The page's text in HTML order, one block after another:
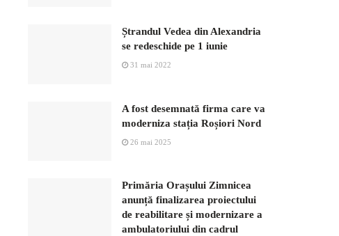
Ștrandul Vedea din Alexandria
se redeschide pe 1 iunie
31 mai 2022
A fost desemnată firma care va
moderniza stația Roșiori Nord
26 mai 2025
Primăria Orașului Zimnicea
anunță finalizarea proiectului
de reabilitare și modernizare a
ambulatoriului din cadrul